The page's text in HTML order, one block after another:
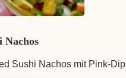
Nachos
Sushi Nachos mit Pink-Dip